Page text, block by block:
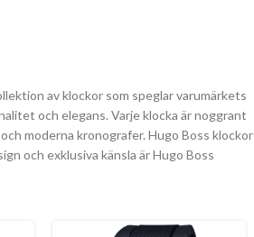
av klockor som speglar varumärkets
och elegans. Varje klocka är noggrant
moderna kronografer. Hugo Boss klockor
och exklusiva känsla är Hugo Boss